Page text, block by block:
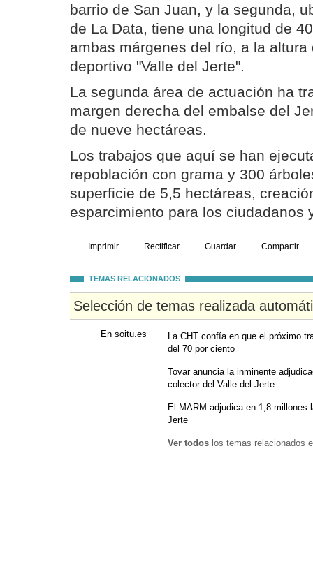
barrio de San Juan, y la segunda,
de La Data, tiene una longitud de
ambas márgenes del río, a la altura
deportivo "Valle del Jerte".
La segunda área de actuación ha
margen derecha del embalse del
de nueve hectáreas.
Los trabajos que aquí se han
repoblación con grama y 300
superficie de 5,5 hectáreas,
esparcimiento para los ciudadanos
Imprimir Rectificar Guardar Compartir
TEMAS RELACIONADOS
Selección de temas realizada
En soitu.es
La CHT confía en que el próximo
del 70 por ciento
Tovar anuncia la inminente
colector del Valle del Jerte
El MARM adjudica en 1,8 millones
Jerte
Ver todos los temas relacionados